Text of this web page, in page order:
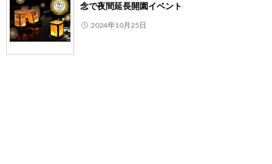
念で夜間延長開園イベント
2024年10月25日